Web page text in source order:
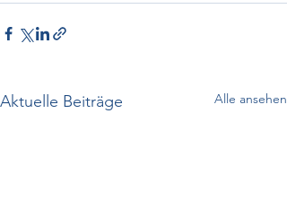
Aktuelle Beiträge Alle ansehen